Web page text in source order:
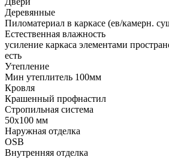
Деревянные
Пиломатериал в каркасе (ев/камерн.
Естественная влажность
усиление каркаса элементами
есть
Утепление
Мин утеплитель 100мм
Кровля
Крашенный профнастил
Стропильная система
50х100 мм
Наружная отделка
OSB
Внутренняя отделка